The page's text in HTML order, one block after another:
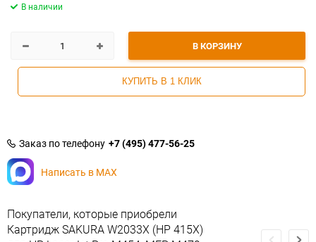
В КОРЗИНУ
КУПИТЬ В 1 КЛИК
В наличии
Заказ по телефону +7 (495) 477-56-25
Написать в MAX
Покупатели, которые приобрели
Картридж SAKURA W2033X (HP 415X)